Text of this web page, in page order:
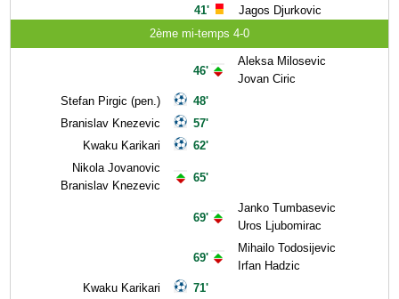
41'
Jagos Djurkovic
2ème mi-temps 4-0
Stefan Pirgic (pen.)
Branislav Knezevic
Kwaku Karikari
Nikola Jovanovic
Branislav Knezevic
Kwaku Karikari
46'
48'
57'
62'
65'
69'
69'
71'
Aleksa Milosevic
Jovan Ciric
Janko Tumbasevic
Uros Ljubomirac
Mihailo Todosijevic
Irfan Hadzic